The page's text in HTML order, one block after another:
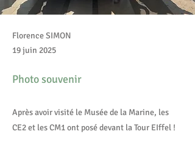
Florence SIMON
19 juin 2025
Photo souvenir
Après avoir visité le Musée de la Marine, les
CE2 et les CM1 ont posé devant la Tour EIffel !